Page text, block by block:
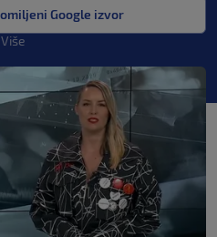
Google izvor
Više